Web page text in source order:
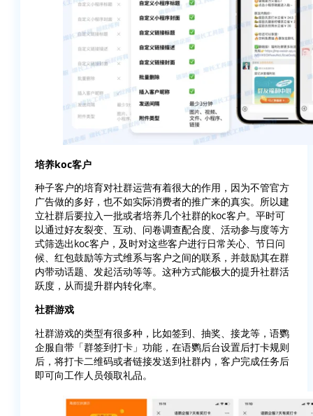
培养koc客户
种子客户的培育对社群运营有着很大的作用，因为不管官方
广告做的多好，也不如实际消费者的推广来的真实。所以建
立社群后要拉入一批或者培养几个社群的koc客户。平时可
以通过好友裂变、互动、问卷调查配合度、活动参与度等方
式筛选出koc客户，及时对这些客户进行日常关心、节日问
候、红包鼓励等方式维系与客户之间的联系，并鼓励其在群
内带动话题、发起活动等等。这种方式能极大的提升社群活
跃度，从而提升群内转化率。
社群游戏
社群游戏的类型有很多种，比如签到、抽奖、接龙等，语鹦
企服自带「群签到打卡」功能，在语鹦后台设置后打卡规则
后，将打卡二维码或者链接发送到社群内，客户完成任务后
即可向工作人员领取礼品。